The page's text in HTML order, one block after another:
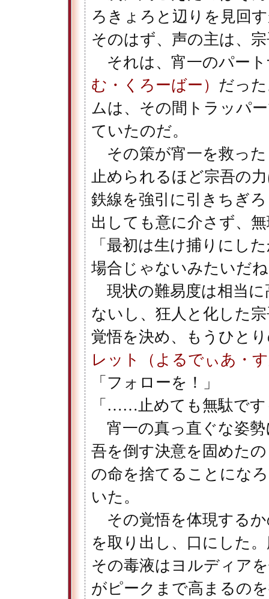
ろきょろと辺りを見回
そのはず、声の主は、
それは、宵一のパート
む・くろーばー） だっ
ムは、その間トラッパ
ていたのだ。
その策が宵一を救っ
止められるほど宗吾の
鉄線を強引に引きちぎ
出しても意に介さず、
「最初は生け捕りにし
場合じゃないみたいだ
現状の難易度は相当に
ないし、狂人と化した
覚悟を決め、もうひと
レット（よるでぃあ・
「フォローを！」
「……止めても無駄で
宵一の真っ直ぐな姿勢
吾を倒す決意を固めた
の命を捨てることにな
いた。
その覚悟を体現する
を取り出し、口にした
その毒液はヨルディア
がピークまで高まるの